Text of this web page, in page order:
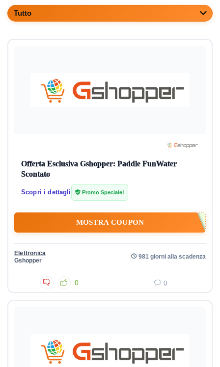
Mobilità e Motori
Smartwatch
Stampanti
Tutto
Offerta Esclusiva Gshopper: Paddle FunWater
Scontato
Scopri i dettagli Promo Speciale!
MOSTRA COUPON
Elettronica
Gshopper
981 giorni alla scadenza
0 0